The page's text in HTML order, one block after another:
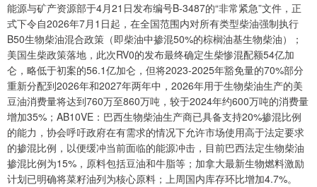
能源与矿产资源部于4月21日发布编号B-3487的“非常紧急”文件，正
式下令自2026年7月1日起，在全国范围内对所有类型柴油强制执行
B50生物柴油混合政策（即柴油中掺混50%的棕榈油基生物柴油）；
美国生柴政策落地，此次RV0的发布最终确定生柴惨混配额54亿加
仑，略低于初案的56.1亿加仑，但将2023-2025年豁免量的70%部分
重新分配到2026年和2027年两年中，2026年用于生物柴油生产的美
豆油消费量将达到760万至860万吨，较于2024年约600万吨的消费量
增加35%；AB10VE：巴西生物柴油生产商已具备支持20%掺混比例
的能力，协会呼吁政府在有需求的情况下允许市场使用高于法定要求
的掺混比例，以便缓冲当前面临的能源冲击，目前巴西法定生物柴油
掺混比例为15%，原料包括豆油和牛脂等；加拿大最新生物燃料激励
计划已明确将菜籽油列为核心原料；上周国内库存环比增加4.7%。